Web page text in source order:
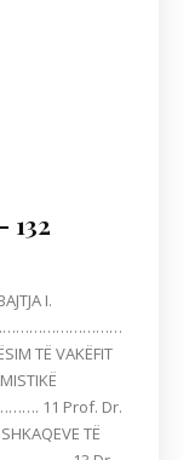
132
TË VAKËFIT
11 Prof. Dr.
TË